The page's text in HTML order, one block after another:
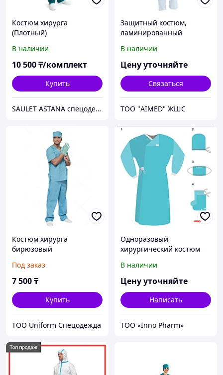
Костюм хирурга
(Плотный)
В наличии
10 500₸/комплект
Купить
SAULET ASTANA спецодежда
Защитный костюм,
ламинированный
В наличии
Цену уточняйте
Связаться
ТОО "AIMED" ЖШС
Костюм хирурга
бирюзовый
Под заказ
7 500₸
Купить
ТОО Uniform Спецодежда
Одноразовый
хирургический костюм
В наличии
Цену уточняйте
Написать
ТОО «Inno Pharm»